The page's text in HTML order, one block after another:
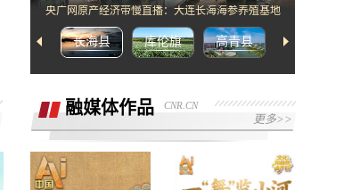
央广网原产经济带慢直播：大连长海海参养殖基地
长海县 库伦旗 高青县 武宁县
融媒体作品 CNR.CN
更多>>